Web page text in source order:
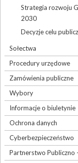
Strategia rozwoju
2030
Decyzje celu
Sołectwa
Procedury urzędowe
Zamówienia publiczne
Wybory
Informacje o biuletynie
Ochrona danych
Cyberbezpieczeństwo
Partnerstwo Publiczno